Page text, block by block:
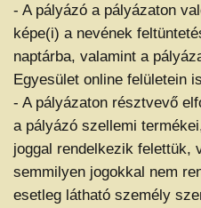
- A pályázó a pályázaton
képe(i) a nevének
naptárba, valamint a
Egyesület online felületein
- A pályázaton résztvevő
a pályázó szellemi
joggal rendelkezik felettük,
semmilyen jogokkal nem
esetleg látható személy